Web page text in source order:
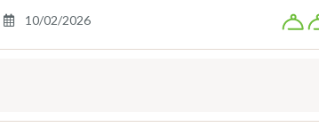
10/02/2026